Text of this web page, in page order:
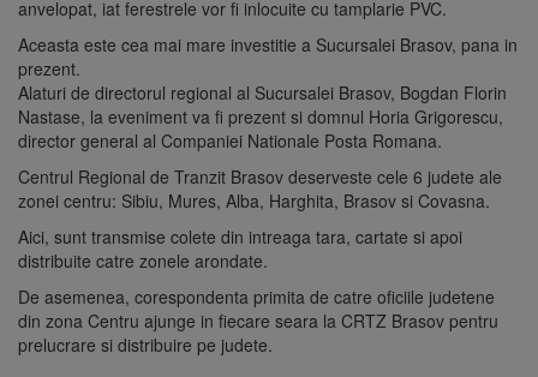
anvelopat, iat ferestrele vor fi inlocuite cu tamplarie PVC.
Aceasta este cea mai mare investitie a Sucursalei Brasov, pana in
prezent.
Alaturi de directorul regional al Sucursalei Brasov, Bogdan Florin
Nastase, la eveniment va fi prezent si domnul Horia Grigorescu,
director general al Companiei Nationale Posta Romana.
Centrul Regional de Tranzit Brasov deserveste cele 6 judete ale
zonei centru: Sibiu, Mures, Alba, Harghita, Brasov si Covasna.
Aici, sunt transmise colete din intreaga tara, cartate si apoi
distribuite catre zonele arondate.
De asemenea, corespondenta primita de catre oficiile judetene
din zona Centru ajunge in fiecare seara la CRTZ Brasov pentru
prelucrare si distribuire pe judete.